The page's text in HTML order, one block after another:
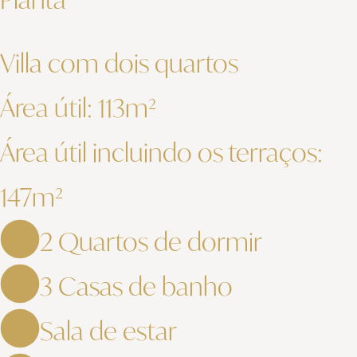
Villa com dois quartos
Área útil: 113m²
Área útil incluindo os terraços:
147m²
2 Quartos de dormir
3 Casas de banho
Sala de estar
VILLA DE DOIS QUARTOS